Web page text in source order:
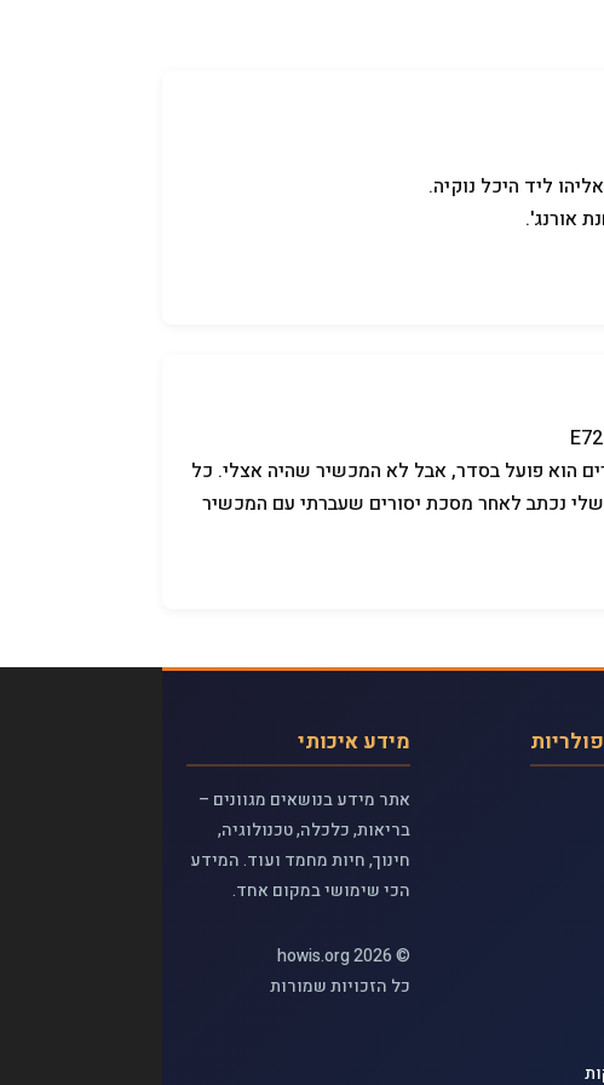
ליד היכל נוקיה.
אורנג'.
הוא פועל בסדר, אבל לא המכשיר שהיה אצלי. כל
נכתב לאחר מסכת יסורים שעברתי עם המכשיר
מידע איכותי
אתר מידע בנושאים מגוונים –
בריאות, כלכלה, טכנולוגיה,
חינוך, חיות מחמד ועוד. המידע
הכי שימושי במקום אחד.
© 2026 howis.org
כל הזכויות שמורות